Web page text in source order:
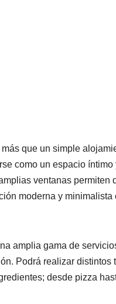
que un simple
como un espacio
ventanas permiten
moderna y
amplia gama de
Podrá realizar distintos
desde pizza